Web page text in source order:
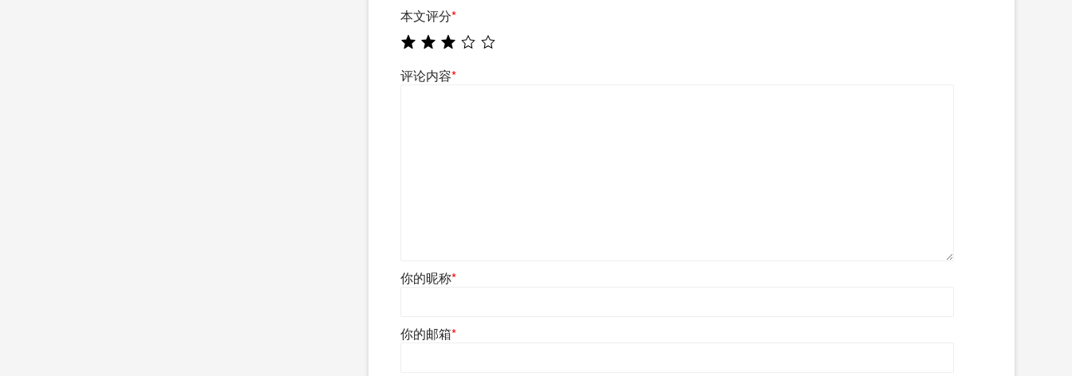
本文评分*
评论内容*
你的昵称*
你的邮箱*